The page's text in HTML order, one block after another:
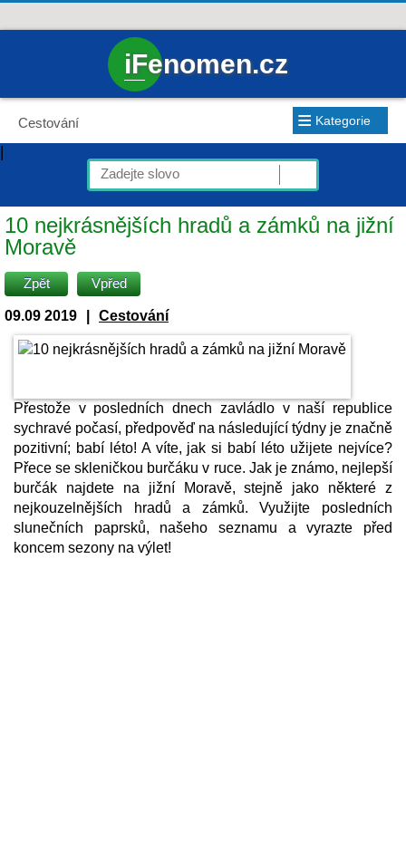
iFenomen.cz
Cestování ≡ Kategorie
|
10 nejkrásnějších hradů a zámků na jižní
Moravě
Zpět Vpřed
09.09 2019 Cestování
Přestože v posledních dnech zavládlo v naší republice
sychravé počasí, předpověď na následující týdny je značně
pozitivní; babí léto! A víte, jak si babí léto užijete nejvíce?
Přece se skleničkou burčáku v ruce. Jak je známo, nejlepší
burčák najdete na jižní Moravě, stejně jako některé z
nejkouzelnějších hradů a zámků. Využijte posledních
slunečních paprsků, našeho seznamu a vyrazte před
koncem sezony na výlet!